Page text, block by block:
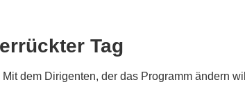
Tag
dem Dirigenten, der das Programm ändern